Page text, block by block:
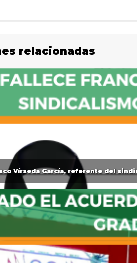
relacionadas
Vírseda García, referente del